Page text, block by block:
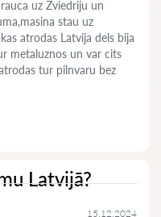
uz Zviedriju un
stau uz
atrodas Latvija dels bija
metaluznos un var cits
tur pilnvaru bez
Latvijā?
15.12.2024